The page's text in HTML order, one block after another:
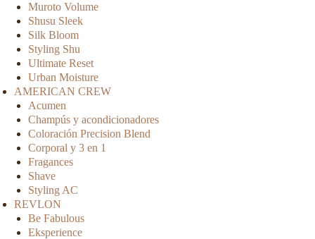
Muroto Volume
Shusu Sleek
Silk Bloom
Styling Shu
Ultimate Reset
Urban Moisture
AMERICAN CREW
Acumen
Champús y acondicionadores
Coloración Precision Blend
Corporal y 3 en 1
Fragances
Shave
Styling AC
REVLON
Be Fabulous
Eksperience